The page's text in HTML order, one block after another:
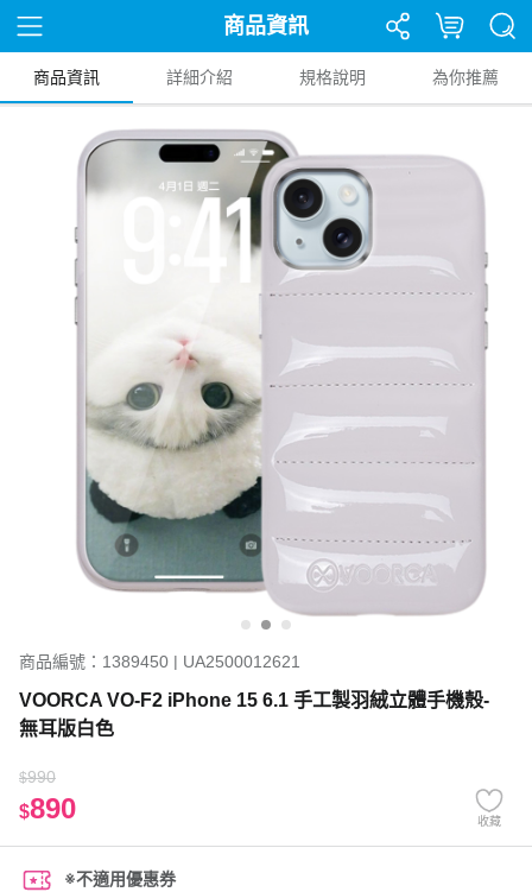
商品資訊
商品資訊 詳細介紹 規格說明 為你推薦
商品編號：1389450 | UA2500012621
VOORCA VO-F2 iPhone 15 6.1 手工製羽絨立體手機殼-
無耳版白色
$990
$890 收藏
※不適用優惠券